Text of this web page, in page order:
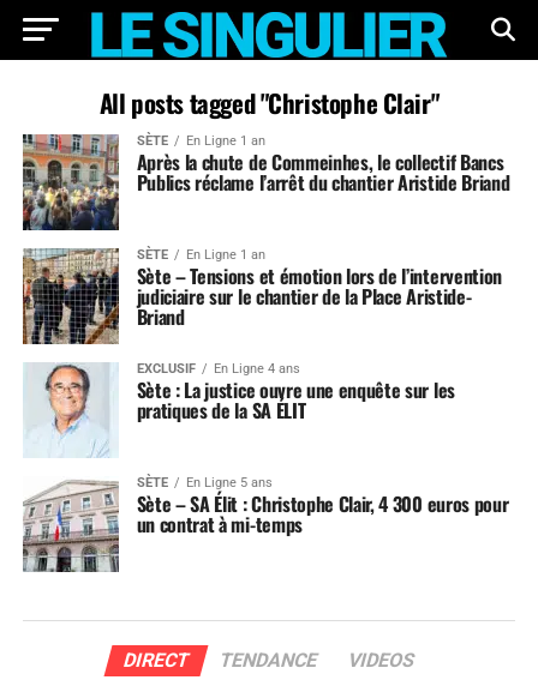
All posts tagged "Christophe Clair"
SÈTE En Ligne 1 an
Après la chute de Commeinhes, le collectif Bancs
Publics réclame l’arrêt du chantier Aristide Briand
SÈTE En Ligne 1 an
Sète – Tensions et émotion lors de l’intervention
judiciaire sur le chantier de la Place Aristide-
Briand
EXCLUSIF En Ligne 4 ans
Sète : La justice ouvre une enquête sur les
pratiques de la SA ÉLIT
SÈTE En Ligne 5 ans
Sète – SA Élit : Christophe Clair, 4 300 euros pour
un contrat à mi-temps
DIRECT TENDANCE VIDEOS